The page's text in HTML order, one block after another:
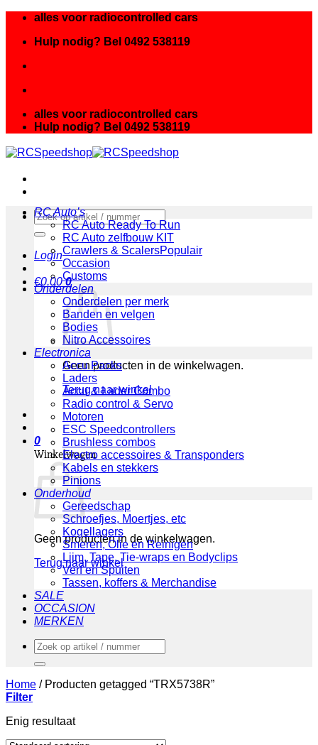
inhoud
alles voor radiocontrolled cars
Hulp nodig? Bel 0492 538119
alles voor radiocontrolled cars
Hulp nodig? Bel 0492 538119
Zoeken
naar:
Login
€0.00 0
Geen producten in de winkelwagen.
Terug naar winkel
0
Winkelwagen
Geen producten in de winkelwagen.
Terug naar winkel
RC Auto’s
RC Auto Ready To Run
RC Auto zelfbouw KIT
Crawlers & Scalers
Occasion
Customs
Onderdelen
Onderdelen per merk
Banden en velgen
Bodies
Nitro Accessoires
Electronica
Accu Packs
Laders
Accu & Lader Combo
Radio control & Servo
Motoren
ESC Speedcontrollers
Brushless combos
Electro accessoires & Transponders
Kabels en stekkers
Pinions
Onderhoud
Gereedschap
Schroefjes, Moertjes, etc
Kogellagers
Smeren, Olie en Reinigen
Lijm, Tape, Tie-wraps en Bodyclips
Verf en Spuiten
Tassen, koffers & Merchandise
SALE
OCCASION
MERKEN
Zoeken
naar:
Home /Producten getagged “TRX5738R”
Filter
Enig resultaat